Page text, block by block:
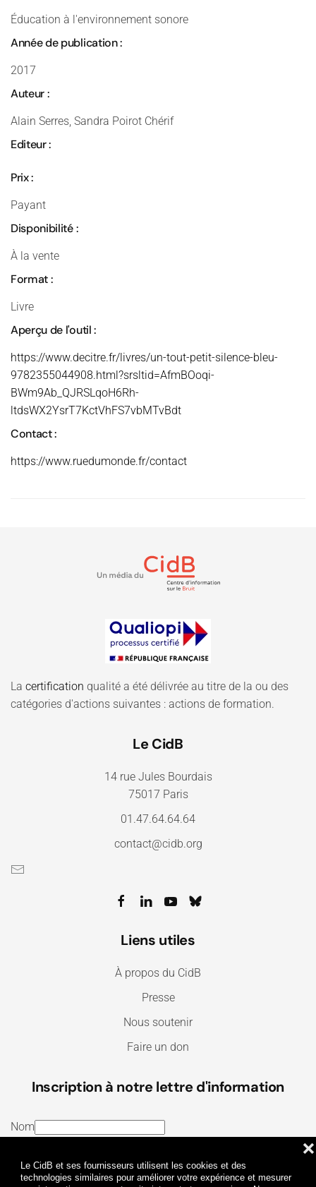
Le CidB et ses fournisseurs utilisent les cookies et des
technologies similaires pour améliorer votre expérience et mesurer
❌
Éducation à l'environnement sonore
Année de publication :
2017
Auteur :
Alain Serres, Sandra Poirot Chérif
Editeur :
Prix :
Payant
Disponibilité :
À la vente
Format :
Livre
Aperçu de l'outil :
https://www.decitre.fr/livres/un-tout-petit-silence-bleu-
9782355044908.html?srsltid=AfmBOoqi-
BWm9Ab_QJRSLqoH6Rh-
ltdsWX2YsrT7KctVhFS7vbMTvBdt
Contact :
https://www.ruedumonde.fr/contact
La certification qualité a été délivrée au titre de la ou des
catégories d'actions suivantes : actions de formation.
Le CidB
14 rue Jules Bourdais
75017 Paris
01.47.64.64.64
contact@cidb.org
Liens utiles
À propos du CidB
Presse
Nous soutenir
Faire un don
Inscription à notre lettre d'information
Nom
J’ai lu et j’accepte lesTermes et conditionset la